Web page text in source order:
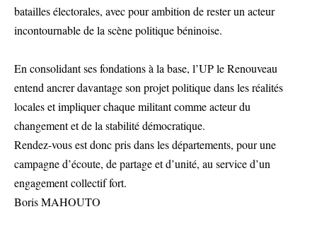
batailles électorales, avec pour ambition de rester un acteur
incontournable de la scène politique béninoise.
En consolidant ses fondations à la base, l’UP le Renouveau
entend ancrer davantage son projet politique dans les réalités
locales et impliquer chaque militant comme acteur du
changement et de la stabilité démocratique.
Rendez-vous est donc pris dans les départements, pour une
campagne d’écoute, de partage et d’unité, au service d’un
engagement collectif fort.
Boris MAHOUTO